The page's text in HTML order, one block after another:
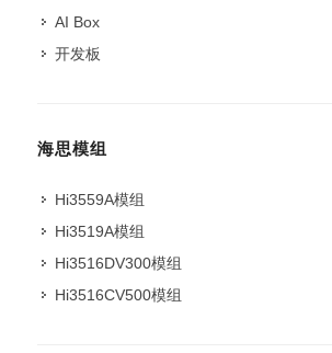
AI Box
开发板
海思模组
Hi3559A模组
Hi3519A模组
Hi3516DV300模组
Hi3516CV500模组